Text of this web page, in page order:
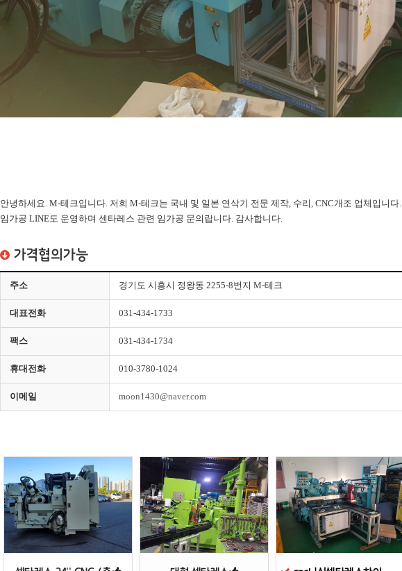
안녕하세요. M-테크입니다. 저희 M-테크는 국내 및 일본 연삭기 전문 제작, 수리, CNC개조 업체입니다.
임가공 LINE도 운영하며 센타레스 관련 임가공 문의랍니다. 감사합니다.
가격협의가능
주소 경기도 시흥시 정왕동 2255-8번지 M-테크
대표전화 031-434-1733
팩스 031-434-1734
휴대전화 010-3780-1024
이메일 moon1430@naver.com